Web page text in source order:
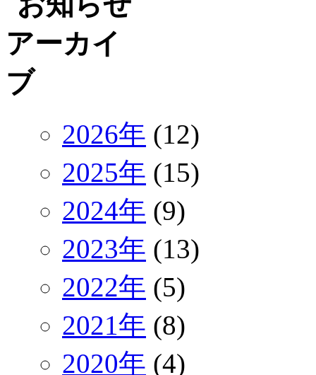
2026年 (12)
2025年 (15)
2024年 (9)
2023年 (13)
2022年 (5)
2021年 (8)
2020年 (4)